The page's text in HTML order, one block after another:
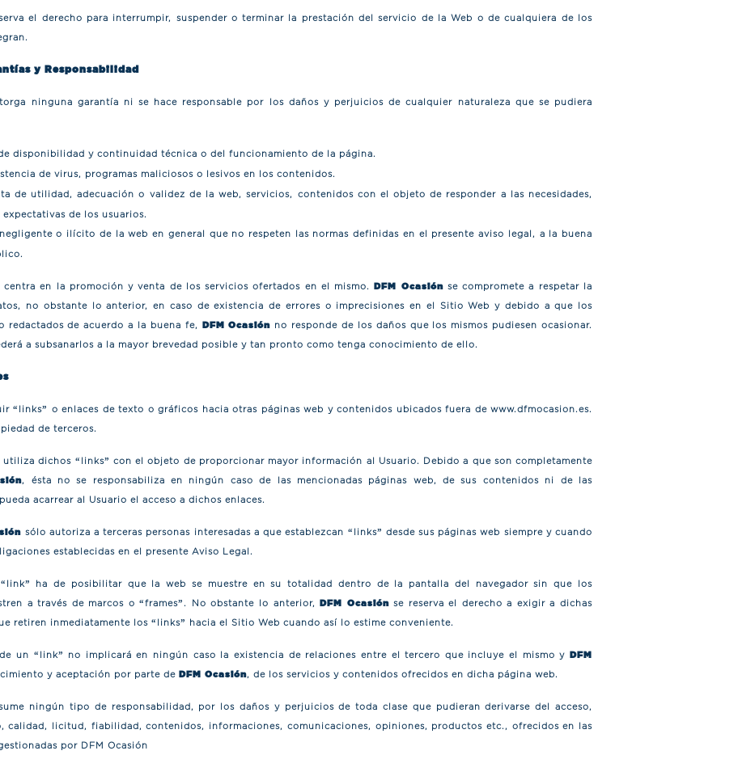
el derecho para interrumpir, suspender o terminar la prestación del servicio de la Web o de cualquiera de los
y Responsabilidad
ninguna garantía ni se hace responsable por los daños y perjuicios de cualquier naturaleza que se pudiera
disponibilidad y continuidad técnica o del funcionamiento de la página.
de virus, programas maliciosos o lesivos en los contenidos.
de utilidad, adecuación o validez de la web, servicios, contenidos con el objeto de responder a las necesidades,
de los usuarios.
o ilícito de la web en general que no respeten las normas definidas en el presente aviso legal, a la buena
centra en la promoción y venta de los servicios ofertados en el mismo.DFM Ocasiónse compromete a respetar la
no obstante lo anterior, en caso de existencia de errores o imprecisiones en el Sitio Web y debido a que los
redactados de acuerdo a la buena fe, DFM Ocasión no responde de los daños que los mismos pudiesen ocasionar.
a subsanarlos a la mayor brevedad posible y tan pronto como tenga conocimiento de ello.
“links” o enlaces de texto o gráficos hacia otras páginas web y contenidos ubicados fuera de www.dfmocasion.es.
de terceros.
utiliza dichos “links” con el objeto de proporcionar mayor información al Usuario. Debido a que son completamente
, ésta no se responsabiliza en ningún caso de las mencionadas páginas web, de sus contenidos ni de las
acarrear al Usuario el acceso a dichos enlaces.
sólo autoriza a terceras personas interesadas a que establezcan “links” desde sus páginas web siempre y cuando
establecidas en el presente Aviso Legal.
“link” ha de posibilitar que la web se muestre en su totalidad dentro de la pantalla del navegador sin que los
a través de marcos o “frames”. No obstante lo anterior,DFM Ocasiónse reserva el derecho a exigir a dichas
retiren inmediatamente los “links” hacia el Sitio Web cuando así lo estime conveniente.
un “link” no implicará en ningún caso la existencia de relaciones entre el tercero que incluye el mismo y DFM
y aceptación por parte de DFM Ocasión, de los servicios y contenidos ofrecidos en dicha página web.
ningún tipo de responsabilidad, por los daños y perjuicios de toda clase que pudieran derivarse del acceso,
calidad, licitud, fiabilidad, contenidos, informaciones, comunicaciones, opiniones, productos etc., ofrecidos en las
por DFM Ocasión